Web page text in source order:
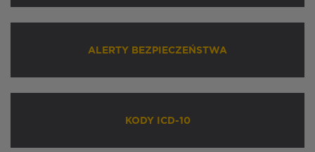
ALERTY BEZPIECZEŃSTWA
KODY ICD-10